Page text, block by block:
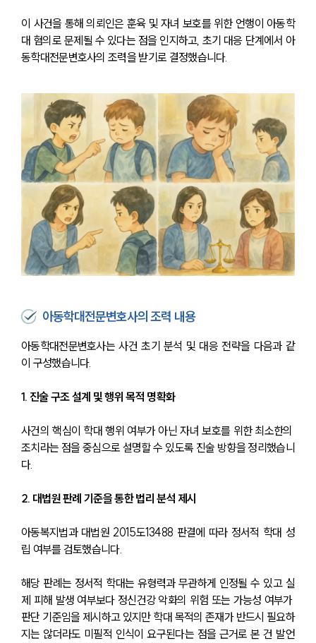
이 사건을 통해 의뢰인은 훈육 및 자녀 보호를 위한 언행이 아동학
대 혐의로 문제될 수 있다는 점을 인지하고, 초기 대응 단계에서 아
동학대전문변호사의 조력을 받기로 결정했습니다.
아동학대전문변호사의 조력 내용
아동학대전문변호사는 사건 초기 분석 및 대응 전략을 다음과 같
이 구성했습니다.
1. 진술 구조 설계 및 행위 목적 명확화
사건의 핵심이 학대 행위 여부가 아닌 자녀 보호를 위한 최소한의
조치라는 점을 중심으로 설명할 수 있도록 진술 방향을 정리했습니
다.
2. 대법원 판례 기준을 통한 법리 분석 제시
아동복지법과 대법원 2015도13488 판결에 따라 정서적 학대 성
립 여부를 검토했습니다.
해당 판례는 정서적 학대는 유형력과 무관하게 인정될 수 있고 실
제 피해 발생 여부보다 정신건강 악화의 위험 또는 가능성 여부가
판단 기준임을 제시하고 있지만 학대 목적의 존재가 반드시 필요하
지는 않더라도 미필적 인식이 요구된다는 점을 근거로 본 건 발언